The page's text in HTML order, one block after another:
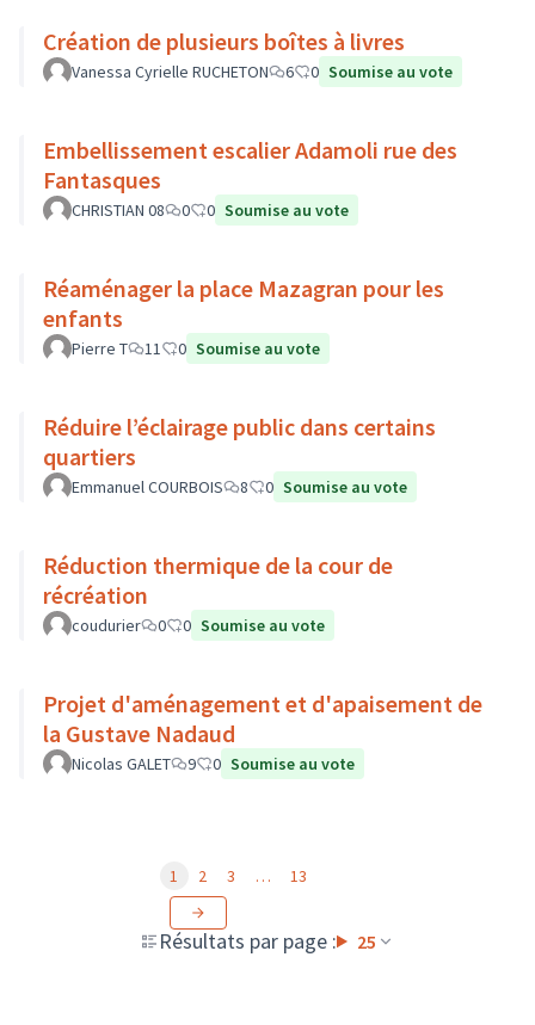
Création de plusieurs boîtes à livres
Vanessa Cyrielle RUCHETON 6 0 Soumise au vote
Embellissement escalier Adamoli rue des
Fantasques
CHRISTIAN 08 0 0 Soumise au vote
Réaménager la place Mazagran pour les
enfants
Pierre T 11 0 Soumise au vote
Réduire l’éclairage public dans certains
quartiers
Emmanuel COURBOIS 8 0 Soumise au vote
Réduction thermique de la cour de
récréation
coudurier 0 0 Soumise au vote
Projet d'aménagement et d'apaisement de
la Gustave Nadaud
Nicolas GALET 9 0 Soumise au vote
Résultats par page : 25
1 2 3 … 13